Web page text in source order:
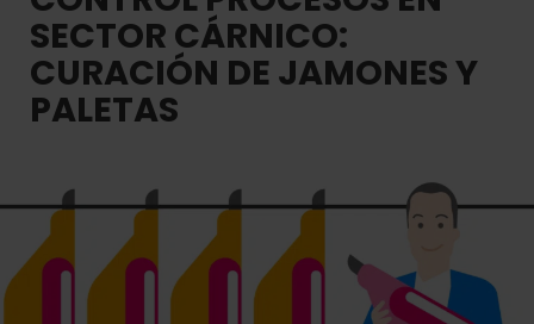
SECTOR CÁRNICO:
CURACIÓN DE JAMONES Y
PALETAS